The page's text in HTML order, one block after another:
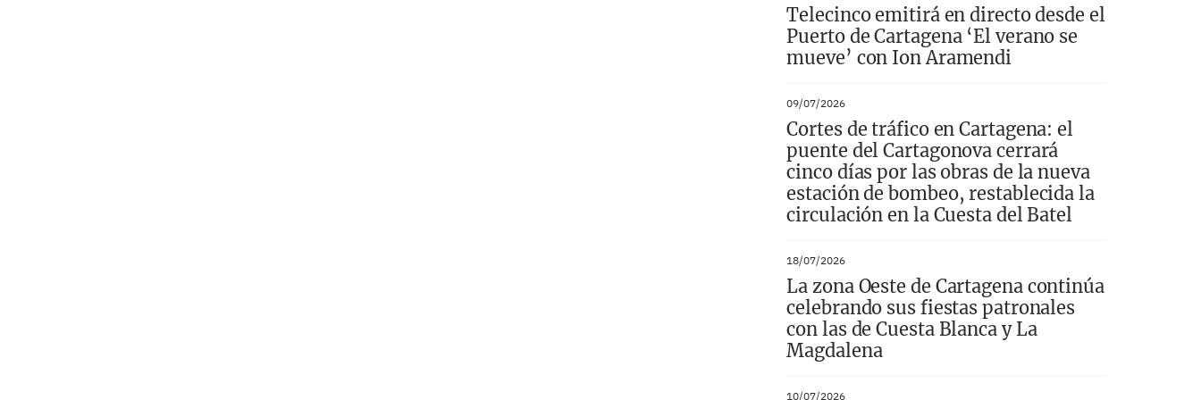
Telecinco emitirá en directo desde el
Puerto de Cartagena ‘El verano se
mueve’ con Ion Aramendi
09/07/2026
Cortes de tráfico en Cartagena: el
puente del Cartagonova cerrará
cinco días por las obras de la nueva
estación de bombeo, restablecida la
circulación en la Cuesta del Batel
18/07/2026
La zona Oeste de Cartagena continúa
celebrando sus fiestas patronales
con las de Cuesta Blanca y La
Magdalena
10/07/2026